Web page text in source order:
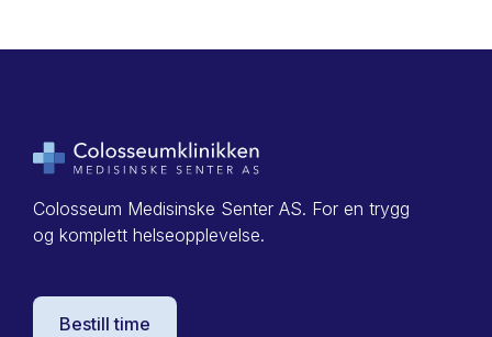
Colosseum Medisinske Senter AS. For en trygg
og komplett helseopplevelse.
Bestill time